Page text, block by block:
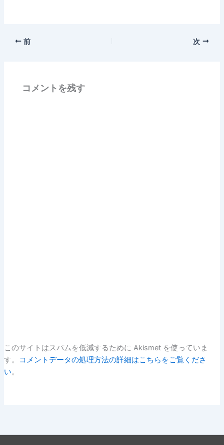
前 次
コメントを残す
このサイトはスパムを低減するために Akismet を使っていま
す。
コメントデータの処理方法の詳細はこちらをご覧くださ
い。